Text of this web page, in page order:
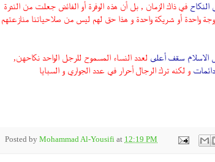
النكاح في ذاك الزمان , بل أن هذه الوفرة أو الفائض جعلت من الندرة
واحدة أو شريكة واحدة و هذا حق لهم ليس من صلاحياتنا منازعتهم
الاسلام سقف أعلى لعدد النساء المسموح للرجل الواحد نكاحهن,
و لكنه ترك الرجال أحرار في عدد الجواري و السبايا
Posted by Mohammad Al-Yousifi at 12:19 PM